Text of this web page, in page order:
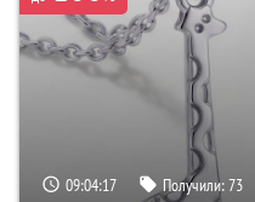
09:04:16 Получили:73